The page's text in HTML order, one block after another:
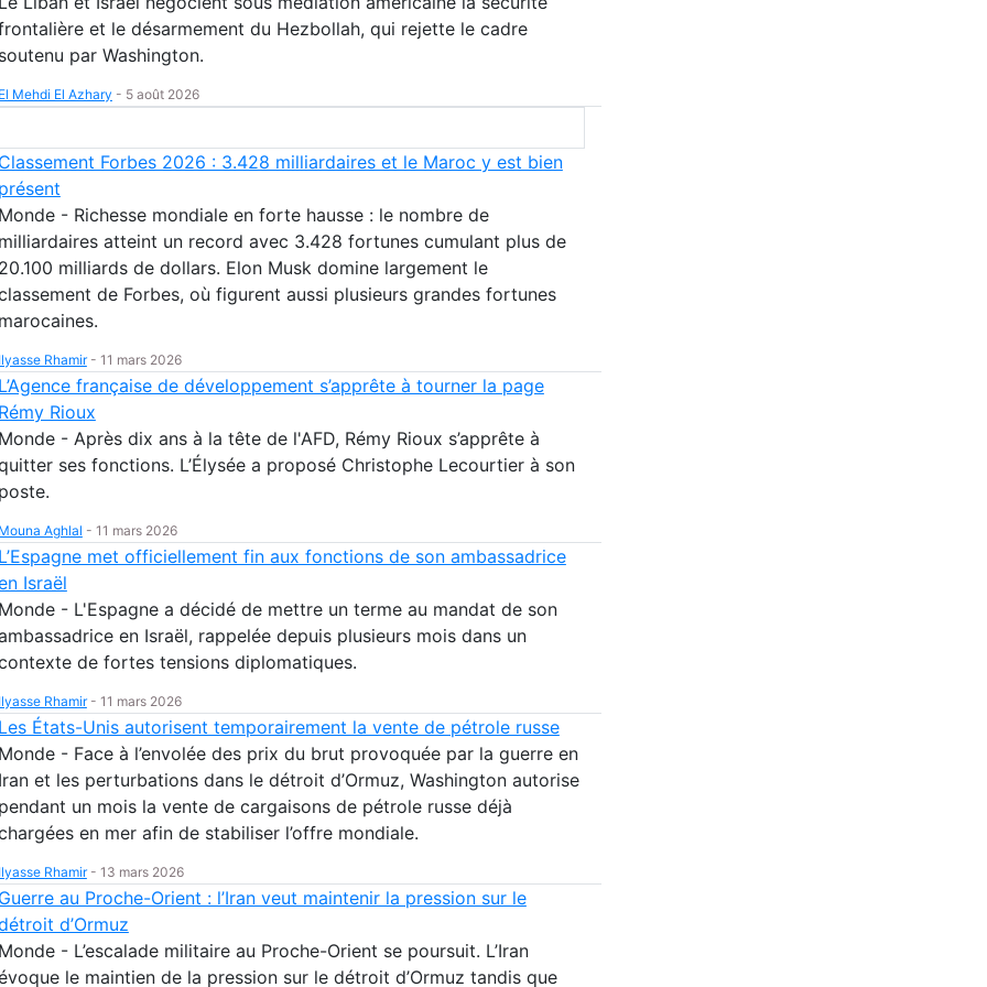
et le désarmement du Hezbollah, qui rejette le cadre
soutenu par Washington.
El Mehdi El Azhary - 5 août 2026
Classement Forbes 2026 : 3.428 milliardaires et le Maroc y est bien
présent
Monde - Richesse mondiale en forte hausse : le nombre de
milliardaires atteint un record avec 3.428 fortunes cumulant plus de
20.100 milliards de dollars. Elon Musk domine largement le
de Forbes, où figurent aussi plusieurs grandes fortunes
marocaines.
Ilyasse Rhamir- 11 mars 2026
L’Agence française de développement s’apprête à tourner la page
Rémy Rioux
Monde - Après dix ans à la tête de l'AFD, Rémy Rioux s’apprête à
ses fonctions. L’Élysée a proposé Christophe Lecourtier à son
poste.
Mouna Aghlal - 11 mars 2026
L’Espagne met officiellement fin aux fonctions de son ambassadrice
Israël
Monde - L'Espagne a décidé de mettre un terme au mandat de son
en Israël, rappelée depuis plusieurs mois dans un
de fortes tensions diplomatiques.
Ilyasse Rhamir- 11 mars 2026
Les États-Unis autorisent temporairement la vente de pétrole russe
Monde - Face à l’envolée des prix du brut provoquée par la guerre en
Iran et les perturbations dans le détroit d’Ormuz, Washington autorise
pendant un mois la vente de cargaisons de pétrole russe déjà
en mer afin de stabiliser l’offre mondiale.
Ilyasse Rhamir- 13 mars 2026
Guerre au Proche-Orient : l’Iran veut maintenir la pression sur le
d’Ormuz
Monde - L’escalade militaire au Proche-Orient se poursuit. L’Iran
le maintien de la pression sur le détroit d’Ormuz tandis que